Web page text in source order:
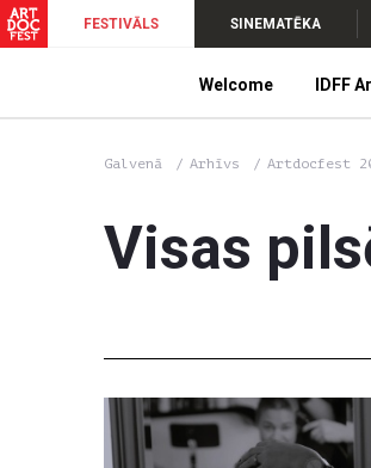
FESTIVĀLS SINEMATĒKA
Welcome IDFF
Galvenā Arhīvs Artdocfest
Visas